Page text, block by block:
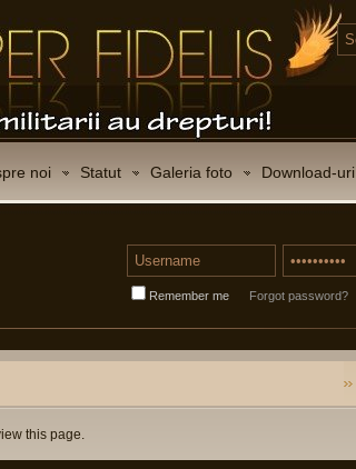
noi Statut Galeria foto Download-uri
Remember me Forgot password?
this page.